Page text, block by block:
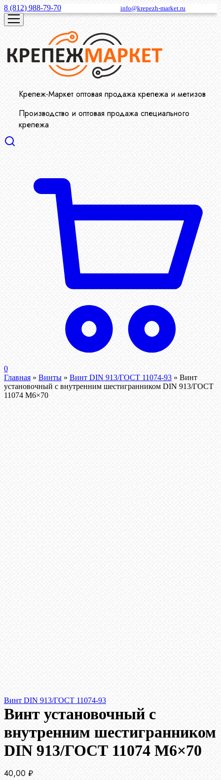
8 (812) 988-79-70 info@krepezh-market.ru
Крепеж-Маркет оптовая продажа крепежа и метизов
Производство и оптовая продажа специального
крепежа
0
Главная » Винты » Винт DIN 913/ГОСТ 11074-93 » Винт
установочный с внутренним шестигранником DIN 913/ГОСТ
11074 М6×70
Винт DIN 913/ГОСТ 11074-93
Винт установочный с
внутренним шестигранником
DIN 913/ГОСТ 11074 М6×70
40,00 ₽